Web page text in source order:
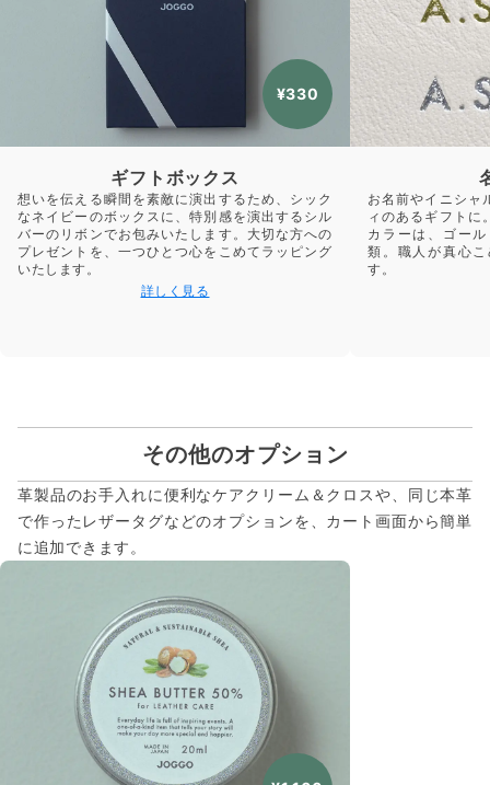
¥330
ギフトボックス
想いを伝える瞬間を素敵に演出するため、シック
なネイビーのボックスに、特別感を演出するシル
バーのリボンでお包みいたします。大切な方への
プレゼントを、一つひとつ心をこめてラッピング
いたします。
詳しく見る
お名前やイニシャ
ィのあるギフトに
カラーは、ゴー
類。職人が真心
す。
その他のオプション
革製品のお手入れに便利なケアクリーム＆クロスや、同じ本革
で作ったレザータグなどのオプションを、カート画面から簡単
に追加できます。